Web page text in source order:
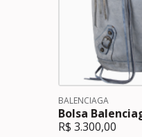
BALENCIAGA
Bolsa
R$ 3.300,00